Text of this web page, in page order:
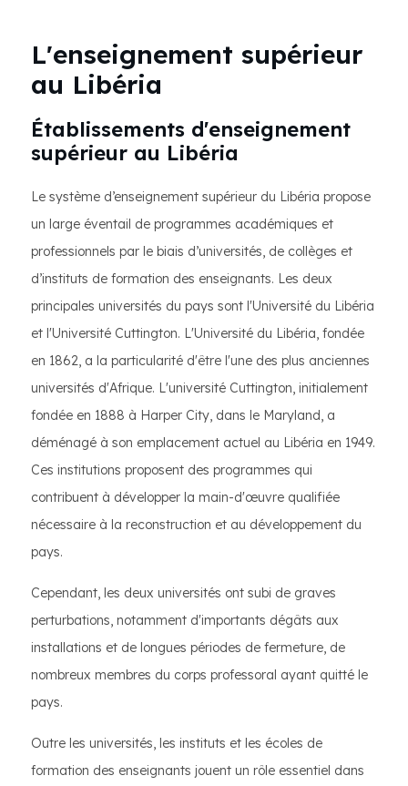
L'enseignement supérieur
au Libéria
Établissements d'enseignement
supérieur au Libéria
Le système d’enseignement supérieur du Libéria propose
un large éventail de programmes académiques et
professionnels par le biais d’universités, de collèges et
d’instituts de formation des enseignants. Les deux
principales universités du pays sont l'Université du Libéria
et l'Université Cuttington. L'Université du Libéria, fondée
en 1862, a la particularité d'être l'une des plus anciennes
universités d'Afrique. L'université Cuttington, initialement
fondée en 1888 à Harper City, dans le Maryland, a
déménagé à son emplacement actuel au Libéria en 1949.
Ces institutions proposent des programmes qui
contribuent à développer la main-d'œuvre qualifiée
nécessaire à la reconstruction et au développement du
pays.
Cependant, les deux universités ont subi de graves
perturbations, notamment d'importants dégâts aux
installations et de longues périodes de fermeture, de
nombreux membres du corps professoral ayant quitté le
pays.
Outre les universités, les instituts et les écoles de
formation des enseignants jouent un rôle essentiel dans